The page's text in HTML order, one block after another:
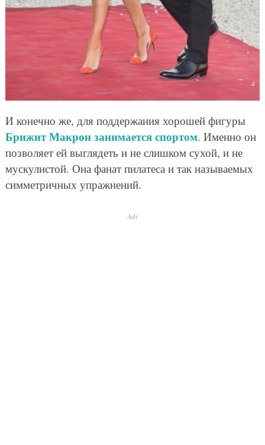
И конечно же, для поддержания хорошей фигуры
Брижит Макрон занимается спортом. Именно он
позволяет ей выглядеть и не слишком сухой, и не
мускулистой. Она фанат пилатеса и так называемых
симметричных упражнений.
Ads